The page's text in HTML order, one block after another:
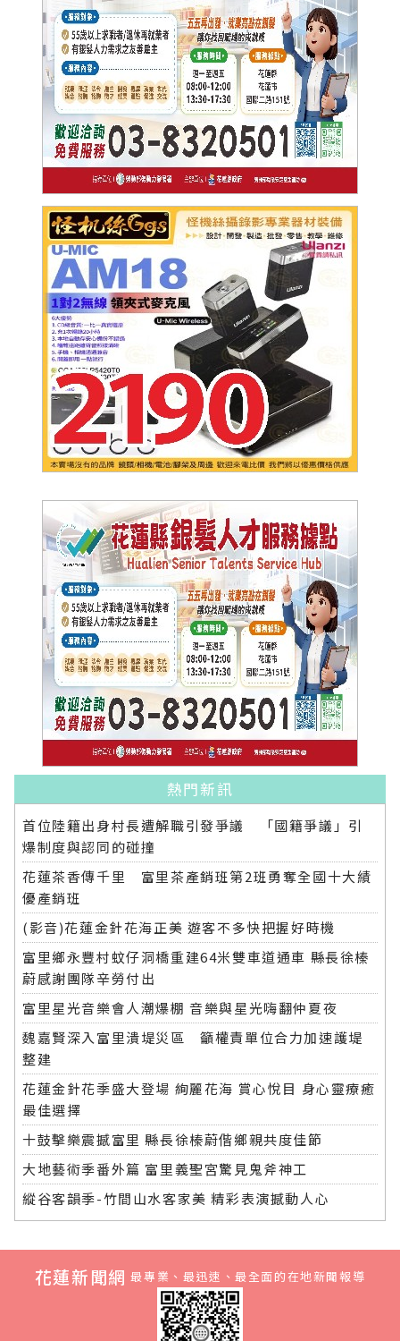
熱門新訊
首位陸籍出身村長遭解職引發爭議 「國籍爭議」引
爆制度與認同的碰撞
花蓮茶香傳千里 富里茶產銷班第2班勇奪全國十大績
優產銷班
(影音)花蓮金針花海正美 遊客不多快把握好時機
富里鄉永豐村蚊仔洞橋重建64米雙車道通車 縣長徐榛
蔚感謝團隊辛勞付出
富里星光音樂會人潮爆棚 音樂與星光嗨翻仲夏夜
魏嘉賢深入富里潰堤災區 籲權責單位合力加速護堤
整建
花蓮金針花季盛大登場 絢麗花海 賞心悅目 身心靈療癒
最佳選擇
十鼓擊樂震撼富里 縣長徐榛蔚偕鄉親共度佳節
大地藝術季番外篇 富里義聖宮驚見鬼斧神工
縱谷客韻季-竹間山水客家美 精彩表演撼動人心
花蓮新聞網 最專業、最迅速、最全面的在地新聞報導